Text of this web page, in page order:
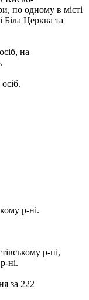
по одному в місті
Біла Церква та
на
р-ні.
р-ні,
ні.
за 222